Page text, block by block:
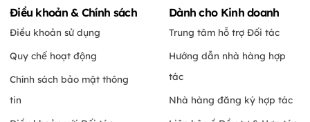
Điều khoản & Chính sách
Điều khoản sử dụng
Quy chế hoạt động
Chính sách bảo mật thông
tin
Dành cho Kinh doanh
Trung tâm hỗ trợ Đối tác
Hướng dẫn nhà hàng hợp
tác
Nhà hàng đăng ký hợp tác